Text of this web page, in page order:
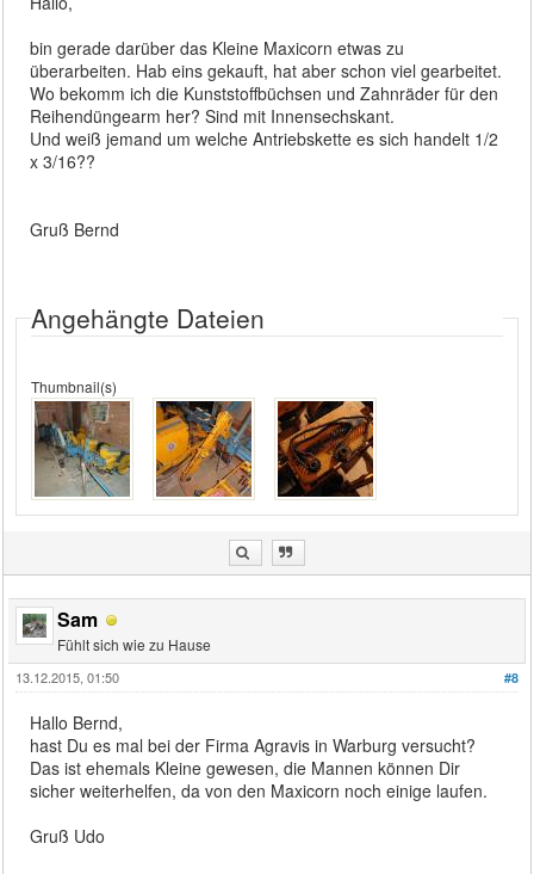
bin gerade darüber das Kleine Maxicorn etwas zu
überarbeiten. Hab eins gekauft, hat aber schon viel gearbeitet.
Wo bekomm ich die Kunststoffbüchsen und Zahnräder für den
Reihendüngearm her? Sind mit Innensechskant.
Und weiß jemand um welche Antriebskette es sich handelt 1/2
x 3/16??
Gruß Bernd
Angehängte Dateien
Thumbnail(s)
Sam
Fühlt sich wie zu Hause
#8
13.12.2015, 01:50
Hallo Bernd,
hast Du es mal bei der Firma Agravis in Warburg versucht?
Das ist ehemals Kleine gewesen, die Mannen können Dir
sicher weiterhelfen, da von den Maxicorn noch einige laufen.
Gruß Udo